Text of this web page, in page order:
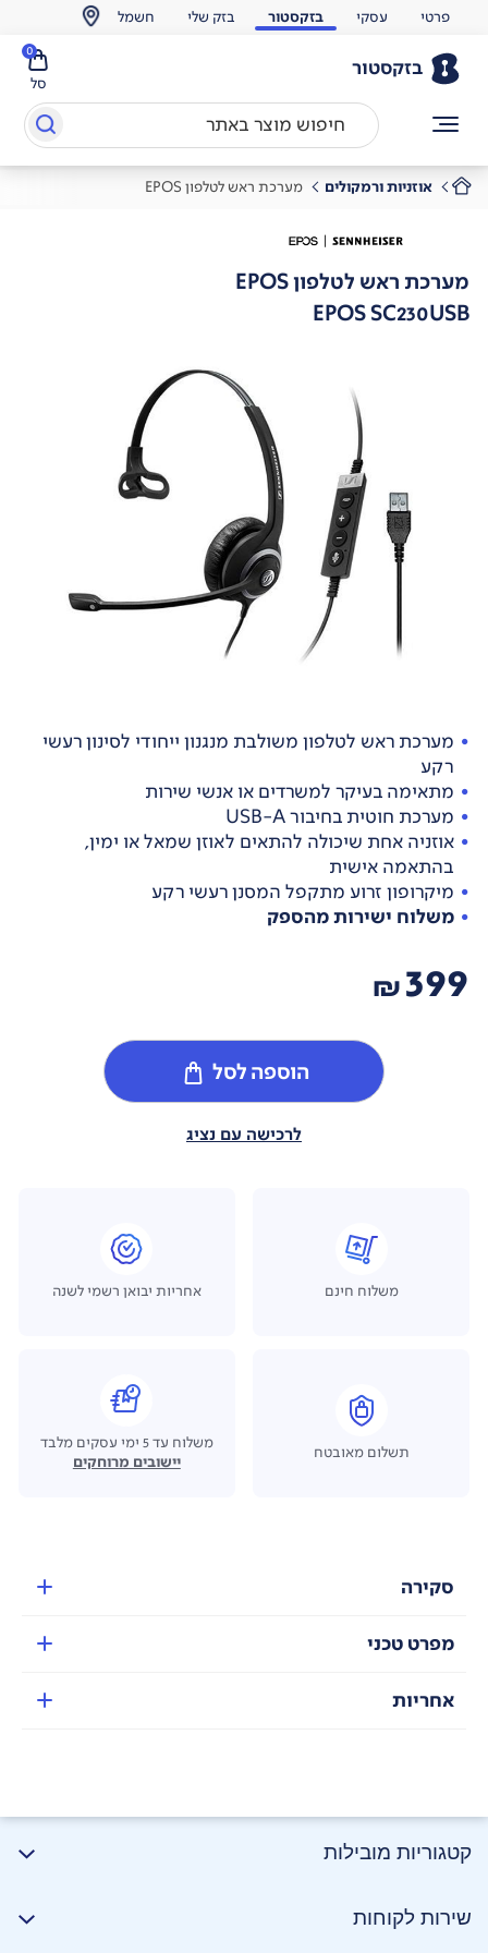
פרטי עסקי בזקסטור בזק שלי חשמל
בזקסטור
סל
0
אוזניות ורמקולים מערכת ראש לטלפון EPOS
מערכת ראש לטלפון EPOS
EPOS SC230USB
מערכת ראש לטלפון משולבת מנגנון ייחודי לסינון רעשי
רקע
מתאימה בעיקר למשרדים או אנשי שירות
מערכת חוטית בחיבור USB-A
אוזניה אחת שיכולה להתאים לאוזן שמאל או ימין,
בהתאמה אישית
מיקרופון זרוע מתקפל המסנן רעשי רקע
משלוח ישירות מהספק
399
₪
הוספה לסל
לרכישה עם נציג
משלוח חינם אחריות יבואן רשמי לשנה
תשלום מאובטח
משלוח עד 5 ימי עסקים מלבד
יישובים מרוחקים
סקירה
מפרט טכני
אחריות
קטגוריות מובילות
שירות לקוחות